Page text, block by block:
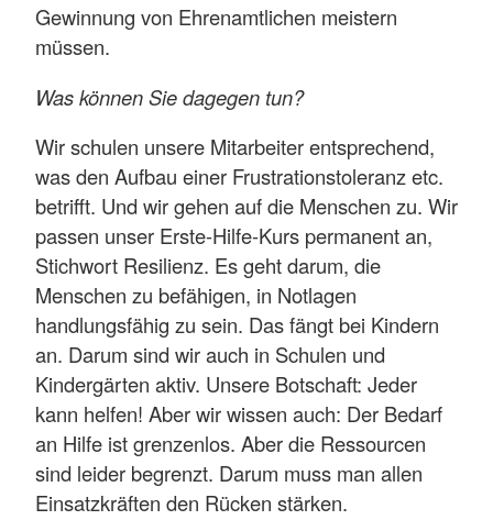
Gewinnung von Ehrenamtlichen meistern
müssen.
Was können Sie dagegen tun?
Wir schulen unsere Mitarbeiter entsprechend,
was den Aufbau einer Frustrationstoleranz etc.
betrifft. Und wir gehen auf die Menschen zu. Wir
passen unser Erste-Hilfe-Kurs permanent an,
Stichwort Resilienz. Es geht darum, die
Menschen zu befähigen, in Notlagen
handlungsfähig zu sein. Das fängt bei Kindern
an. Darum sind wir auch in Schulen und
Kindergärten aktiv. Unsere Botschaft: Jeder
kann helfen! Aber wir wissen auch: Der Bedarf
an Hilfe ist grenzenlos. Aber die Ressourcen
sind leider begrenzt. Darum muss man allen
Einsatzkräften den Rücken stärken.